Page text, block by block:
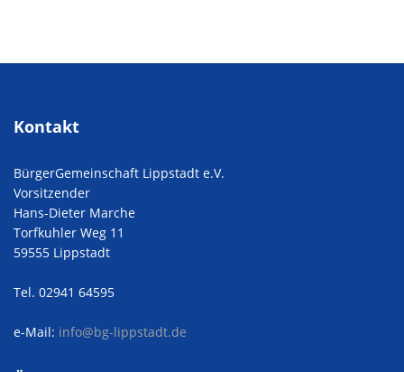
Kontakt
BürgerGemeinschaft Lippstadt e.V.
Vorsitzender
Hans-Dieter Marche
Torfkuhler Weg 11
59555 Lippstadt
Tel. 02941 64595
e-Mail: info@bg-lippstadt.de